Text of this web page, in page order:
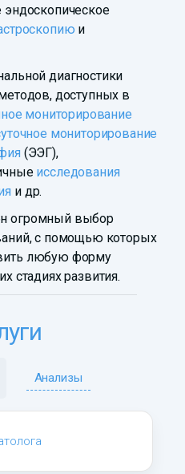
эндоскопическое
и
диагностики
доступных в
мониторирование
мониторирование
(ЭЭГ),
исследования
и др.
огромный выбор
с помощью которых
любую форму
стадиях развития.
Анализы